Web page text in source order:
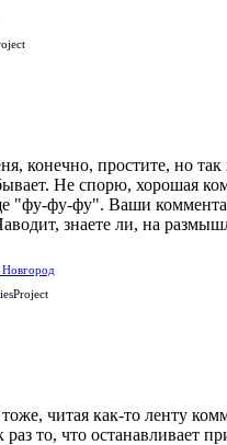
конечно, простите, но
Не спорю, хорошая
"фу-фу-фу". Ваши
знаете ли, на
читая как-то ленту
то, что останавливает